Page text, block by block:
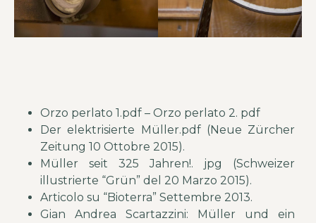
Orzo perlato 1.pdf –Orzo perlato 2. pdf
Der elektrisierte Müller.pdf (Neue Zürcher
Zeitung 10 Ottobre 2015).
Müller seit 325 Jahren!. jpg (Schweizer
illustrierte “Grün” del 20 Marzo 2015).
Articolo su “Bioterra” Settembre 2013.
Gian Andrea Scartazzini: Müller und ein